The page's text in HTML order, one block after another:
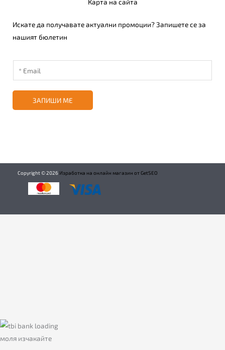
Карта на сайта
Искате да получавате актуални промоции? Запишете се за
нашият бюлетин
ЗАПИШИ МЕ
Copyright ©2026 Изработка на онлайн магазин от GetSEO
моля изчакайте